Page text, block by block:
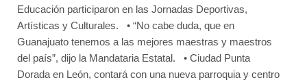
Educación participaron en las Jornadas Deportivas,
Artísticas y Culturales. • “No cabe duda, que en
Guanajuato tenemos a las mejores maestras y maestros
del país”, dijo la Mandataria Estatal. • Ciudad Punta
Dorada en León, contará con una nueva parroquia y centro